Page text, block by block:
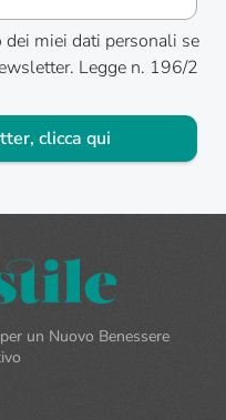
miei dati personali se
Legge n. 196/2
clicca qui
un Nuovo Benessere